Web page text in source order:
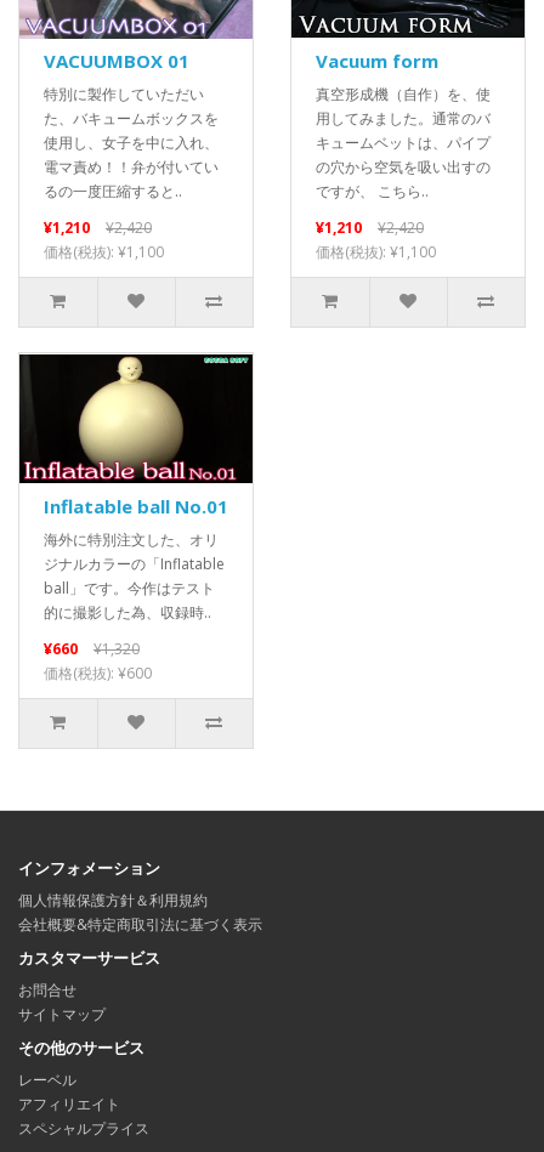
VACUUMBOX 01
特別に製作していただい
た、バキュームボックスを
使用し、女子を中に入れ、
電マ責め！！弁が付いてい
るの一度圧縮すると..
¥1,210
¥2,420
価格(税抜): ¥1,100
Vacuum form
真空形成機（自作）を、使
用してみました。通常のバ
キュームベットは、パイプ
の穴から空気を吸い出すの
ですが、 こちら..
¥1,210
¥2,420
価格(税抜): ¥1,100
Inflatable ball No.01
海外に特別注文した、オリ
ジナルカラーの「Inflatable
ball」です。今作はテスト
的に撮影した為、収録時..
¥660
¥1,320
価格(税抜): ¥600
インフォメーション
個人情報保護方針＆利用規約
会社概要&特定商取引法に基づく表示
カスタマーサービス
お問合せ
サイトマップ
その他のサービス
レーベル
アフィリエイト
スペシャルプライス